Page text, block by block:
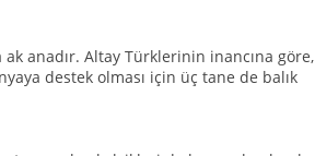
anadır. Altay Türklerinin inancına göre,
destek olması için üç tane de balık